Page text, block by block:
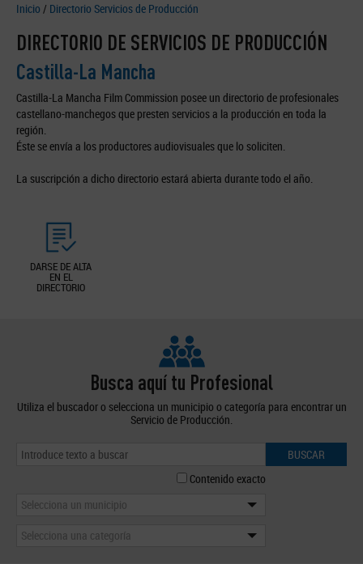
Inicio / Directorio Servicios de Producción
DIRECTORIO DE SERVICIOS DE PRODUCCIÓN
Castilla-La Mancha
Castilla-La Mancha Film Commission posee un directorio de profesionales
castellano-manchegos que presten servicios a la producción en toda la
región.
Éste se envía a los productores audiovisuales que lo soliciten.
La suscripción a dicho directorio estará abierta durante todo el año.
DARSE DE ALTA
EN EL
DIRECTORIO
Busca aquí tu Profesional
Utiliza el buscador o selecciona un municipio o categoría para encontrar un
Servicio de Producción.
BUSCAR
Contenido exacto
Selecciona un municipio
Selecciona una categoría